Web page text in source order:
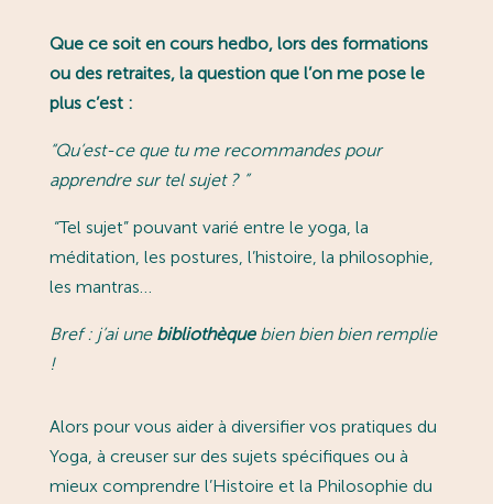
Que ce soit en cours hedbo, lors des formations
ou des retraites, la question que l’on me pose le
plus c’est :
“Qu’est-ce que tu me recommandes pour
apprendre sur tel sujet ? ”
“Tel sujet” pouvant varié entre le yoga, la
méditation, les postures, l’histoire, la philosophie,
les mantras…
Bref : j’ai une bibliothèquebien bien bien remplie
!
Alors pour vous aider à diversifier vos pratiques du
Yoga, à creuser sur des sujets spécifiques ou à
mieux comprendre l’Histoire et la Philosophie du